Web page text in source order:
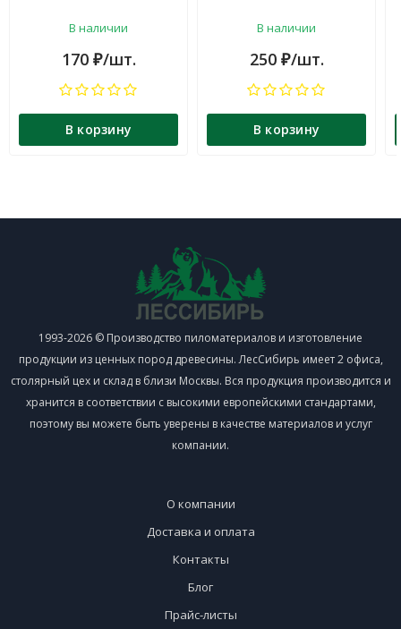
В наличии
170 ₽/шт.
В корзину
В наличии
250 ₽/шт.
В корзину
1993-2026 © Производство пиломатериалов и изготовление
продукции из ценных пород древесины. ЛесСибирь имеет 2 офиса,
столярный цех и склад в близи Москвы. Вся продукция производится и
хранится в соответствии с высокими европейскими стандартами,
поэтому вы можете быть уверены в качестве материалов и услуг
компании.
О компании
Доставка и оплата
Контакты
Блог
Прайс-листы